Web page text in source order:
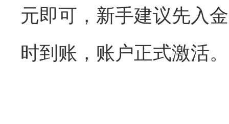
元即可，新手建议先入
时到账，账户正式激活。